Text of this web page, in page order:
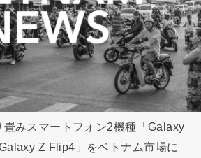
みスマートフォン2機種「Galaxy
Z Flip4」をベトナム市場に